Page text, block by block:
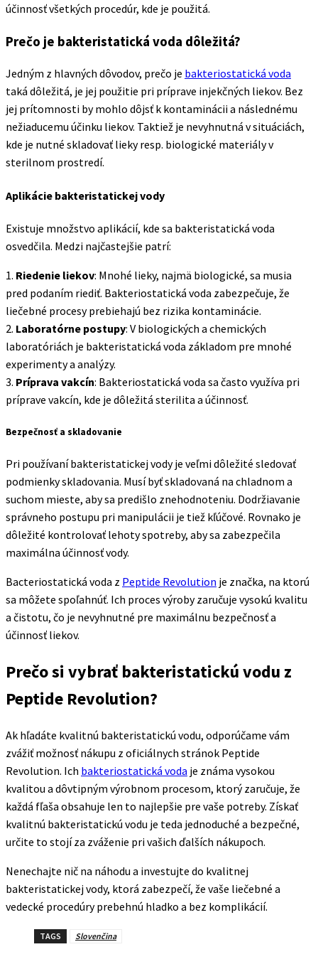
účinnosť všetkých procedúr, kde je použitá.
Prečo je bakteristatická voda dôležitá?
Jedným z hlavných dôvodov, prečo je bakteriostatická voda
taká dôležitá, je jej použitie pri príprave injekčných liekov. Bez
jej prítomnosti by mohlo dôjsť k kontaminácii a následnému
nežiaducemu účinku liekov. Taktiež je nevyhnutná v situáciách,
kde je nutné skladovať lieky resp. biologické materiály v
sterilnom prostredí.
Aplikácie bakteristatickej vody
Existuje množstvo aplikácií, kde sa bakteristatická voda
osvedčila. Medzi najčastejšie patrí:
1. Riedenie liekov: Mnohé lieky, najmä biologické, sa musia
pred podaním riediť. Bakteriostatická voda zabezpečuje, že
liečebné procesy prebiehajú bez rizika kontaminácie.
2. Laboratórne postupy: V biologických a chemických
laboratóriách je bakteristatická voda základom pre mnohé
experimenty a analýzy.
3. Príprava vakcín: Bakteriostatická voda sa často využíva pri
príprave vakcín, kde je dôležitá sterilita a účinnosť.
Bezpečnosť a skladovanie
Pri používaní bakteristatickej vody je veľmi dôležité sledovať
podmienky skladovania. Musí byť skladovaná na chladnom a
suchom mieste, aby sa predišlo znehodnoteniu. Dodržiavanie
správneho postupu pri manipulácii je tiež kľúčové. Rovnako je
dôležité kontrolovať lehoty spotreby, aby sa zabezpečila
maximálna účinnosť vody.
Bacteriostatická voda z Peptide Revolution je značka, na ktorú
sa môžete spoľahnúť. Ich proces výroby zaručuje vysokú kvalitu
a čistotu, čo je nevyhnutné pre maximálnu bezpečnosť a
účinnosť liekov.
Prečo si vybrať bakteristatickú vodu z
Peptide Revolution?
Ak hľadáte kvalitnú bakteristatickú vodu, odporúčame vám
zvážiť možnosť nákupu z oficiálnych stránok Peptide
Revolution. Ich bakteriostatická voda je známa vysokou
kvalitou a dôvtipným výrobnom procesom, ktorý zaručuje, že
každá fľaša obsahuje len to najlepšie pre vaše potreby. Získať
kvalitnú bakteristatickú vodu je teda jednoduché a bezpečné,
určite to stojí za zváženie pri vašich ďalších nákupoch.
Nenechajte nič na náhodu a investujte do kvalitnej
bakteristatickej vody, ktorá zabezpečí, že vaše liečebné a
vedecké procedúry prebehnú hladko a bez komplikácií.
TAGS Slovenčina